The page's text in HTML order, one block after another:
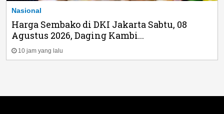
Nasional
Harga Sembako di DKI Jakarta Sabtu, 08
Agustus 2026, Daging Kambi...
10 jam yang lalu